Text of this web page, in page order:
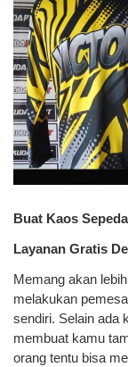
Buat Kaos
Layanan Gratis
Memang akan
melakukan
sendiri. Selain ada
membuat kamu
orang tentu bisa